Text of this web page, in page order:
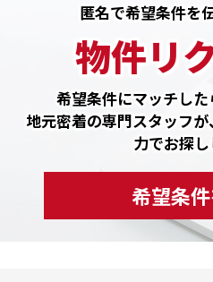
匿名で希望条件を
物件リ
希望条件にマッチした
地元密着の専門スタッフ
力でお探
希望条